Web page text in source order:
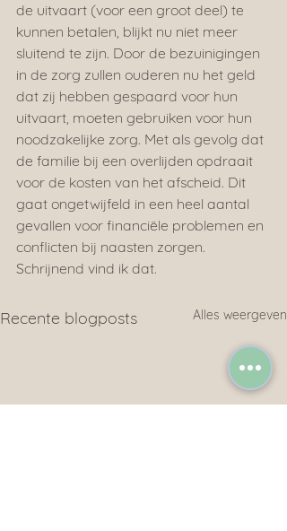
de uitvaart (voor een groot deel) te
kunnen betalen, blijkt nu niet meer
sluitend te zijn. Door de bezuinigingen
in de zorg zullen ouderen nu het geld
dat zij hebben gespaard voor hun
uitvaart, moeten gebruiken voor hun
noodzakelijke zorg. Met als gevolg dat
de familie bij een overlijden opdraait
voor de kosten van het afscheid. Dit
gaat ongetwijfeld in een heel aantal
gevallen voor financiële problemen en
conflicten bij naasten zorgen.
Schrijnend vind ik dat.
Recente blogposts Alles weergeven